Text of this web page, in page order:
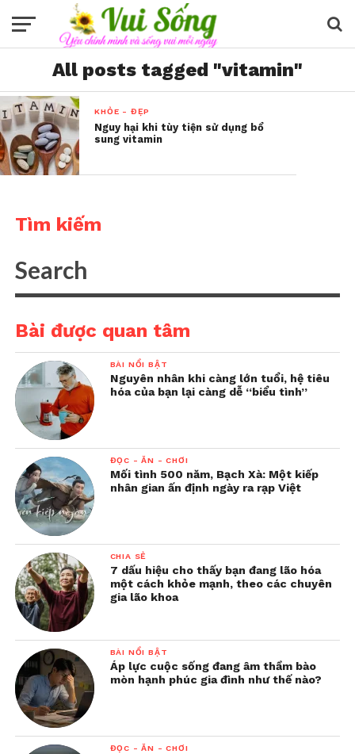
All posts tagged "vitamin"
KHỎE - ĐẸP
Nguy hại khi tùy tiện sử dụng bổ
sung vitamin
Tìm kiếm
Bài được quan tâm
BÀI NỔI BẬT
Nguyên nhân khi càng lớn tuổi, hệ tiêu
hóa của bạn lại càng dễ “biểu tình”
ĐỌC - ĂN - CHƠI
Mối tình 500 năm, Bạch Xà: Một kiếp
nhân gian ấn định ngày ra rạp Việt
CHIA SẺ
7 dấu hiệu cho thấy bạn đang lão hóa
một cách khỏe mạnh, theo các chuyên
gia lão khoa
BÀI NỔI BẬT
Áp lực cuộc sống đang âm thầm bào
mòn hạnh phúc gia đình như thế nào?
ĐỌC - ĂN - CHƠI